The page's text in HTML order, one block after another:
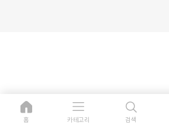
홈 카테고리 검색